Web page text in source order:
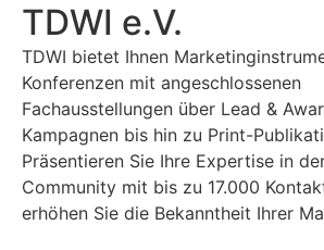
TDWI e.V.
TDWI bietet Ihnen
Konferenzen mit angeschlossenen
Fachausstellungen über Lead &
Kampagnen bis hin zu Print-
Präsentieren Sie Ihre Expertise in
Community mit bis zu 17.000
erhöhen Sie die Bekanntheit Ihrer